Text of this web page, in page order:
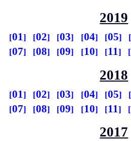
2019
01 02 03 04 05
07
08 09 10 11
2018
01 02 03 04 05
07
08 09 10 11
2017